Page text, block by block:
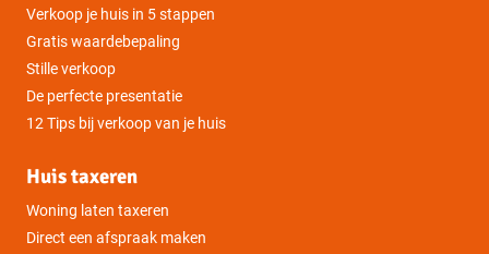
Verkoop je huis in 5 stappen
Gratis waardebepaling
Stille verkoop
De perfecte presentatie
12 Tips bij verkoop van je huis
Huis taxeren
Woning laten taxeren
Direct een afspraak maken